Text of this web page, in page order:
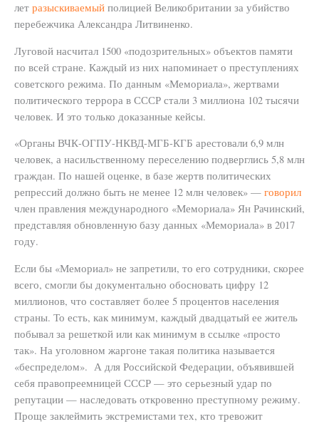
лет разыскиваемый полицией Великобритании за убийство
перебежчика Александра Литвиненко.
Луговой насчитал 1500 «подозрительных» объектов памяти
по всей стране. Каждый из них напоминает о преступлениях
советского режима. По данным «Мемориала», жертвами
политического террора в СССР стали 3 миллиона 102 тысячи
человек. И это только доказанные кейсы.
«Органы ВЧК-ОГПУ-НКВД-МГБ-КГБ арестовали 6,9 млн
человек, а насильственному переселению подверглись 5,8 млн
граждан. По нашей оценке, в базе жертв политических
репрессий должно быть не менее 12 млн человек» — говорил
член правления международного «Мемориала» Ян Рачинский,
представляя обновленную базу данных «Мемориала» в 2017
году.
Если бы «Мемориал» не запретили, то его сотрудники, скорее
всего, смогли бы документально обосновать цифру 12
миллионов, что составляет более 5 процентов населения
страны. То есть, как минимум, каждый двадцатый ее житель
побывал за решеткой или как минимум в ссылке «просто
так». На уголовном жаргоне такая политика называется
«беспределом». А для Российской Федерации, объявившей
себя правопреемницей СССР — это серьезный удар по
репутации — наследовать откровенно преступному режиму.
Проще заклеймить экстремистами тех, кто тревожит